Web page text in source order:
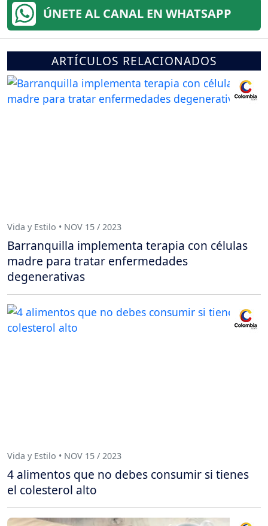
ÚNETE AL CANAL EN WHATSAPP
ARTÍCULOS RELACIONADOS
Vida y Estilo • NOV 15 / 2023
Barranquilla implementa terapia con células
madre para tratar enfermedades
degenerativas
Vida y Estilo • NOV 15 / 2023
4 alimentos que no debes consumir si tienes
el colesterol alto